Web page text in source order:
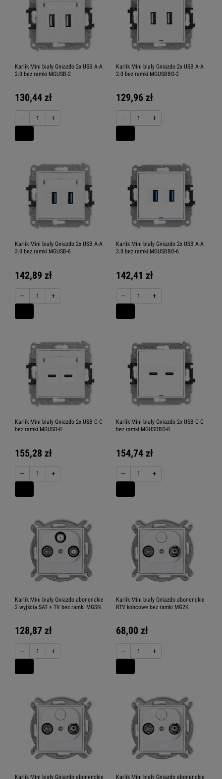
Karlik Mini biały Gniazdo 2x USB A-A
2.0 bez ramki MGUSB-2
130,44 zł
− +
Karlik Mini biały Gniazdo 2x USB A-A
2.0 bez ramki MGUSBBO-2
129,96 zł
− +
Karlik Mini biały Gniazdo 2x USB A-A
3.0 bez ramki MGUSB-6
142,89 zł
− +
Karlik Mini biały Gniazdo 2x USB A-A
3.0 bez ramki MGUSBBO-6
142,41 zł
− +
Karlik Mini biały Gniazdo 2x USB C-C
bez ramki MGUSB-8
155,28 zł
− +
Karlik Mini biały Gniazdo 2x USB C-C
bez ramki MGUSBBO-8
154,74 zł
− +
Karlik Mini biały Gniazdo abonenckie
2 wyjścia SAT + TV bez ramki MGSN
128,87 zł
− +
Karlik Mini biały Gniazdo abonenckie
RTV końcowe bez ramki MG2K
68,00 zł
− +
Karlik Mini biały Gniazdo abonenckie Karlik Mini biały Gniazdo abonenckie